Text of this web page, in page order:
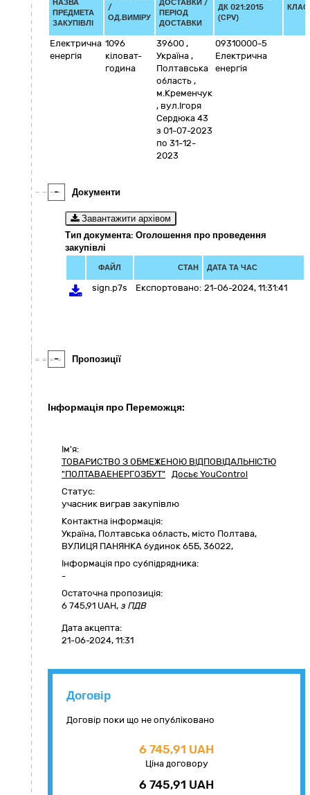
НАЗВА
ПРЕДМЕТА
ЗАКУПІВЛІ
/
ОД.ВИМІРУ
ДОСТАВКИ /
ПЕРІОД
ДОСТАВКИ
ДК 021:2015
(CPV)
Електрична
енергія
1096
кіловат-
година
39600 ,
Україна ,
Полтавська
область ,
м.Кременчук
, вул.Ігоря
Сердюка 43
з 01-07-2023
по 31-12-
2023
09310000-5
Електрична
енергія
- Документи
Завантажити архівом
Тип документа: Оголошення про проведення
закупівлі
ФАЙЛ СТАН ДАТА ТА ЧАС
sign.p7s Експортовано: 21-06-2024, 11:31:41
- Пропозиції
Інформація про Переможця:
Ім'я:
ТОВАРИСТВО З ОБМЕЖЕНОЮ ВІДПОВІДАЛЬНІСТЮ
"ПОЛТАВАЕНЕРГОЗБУТ" Досьє YouControl
Статус:
учасник виграв закупівлю
Контактна інформація:
Україна, Полтавська область, місто Полтава,
ВУЛИЦЯ ПАНЯНКА будинок 65Б, 36022,
Інформація про субпідрядника:
-
Остаточна пропозиція:
6 745,91 UAH, з ПДВ
Дата акцепта:
21-06-2024, 11:31
Договір
Договір поки що не опубліковано
6 745,91 UAH
Ціна договору
6 745,91 UAH